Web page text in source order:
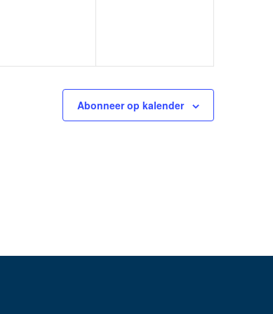
Abonneer op kalender